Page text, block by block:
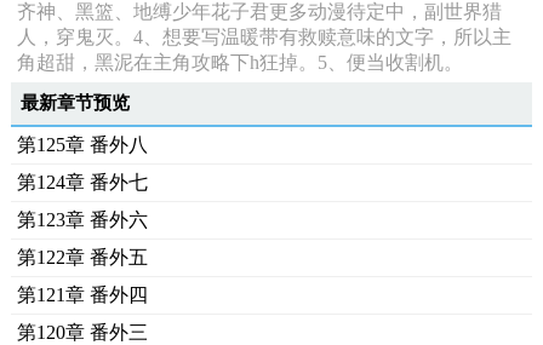
齐神、黑篮、地缚少年花子君更多动漫待定中，副世界猎
人，穿鬼灭。4、想要写温暖带有救赎意味的文字，所以主
角超甜，黑泥在主角攻略下h狂掉。5、便当收割机。
最新章节预览
第125章 番外八
第124章 番外七
第123章 番外六
第122章 番外五
第121章 番外四
第120章 番外三